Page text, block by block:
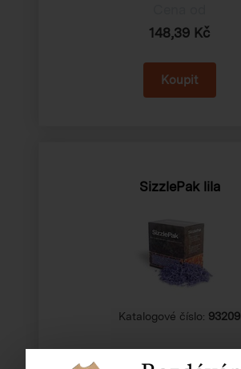
148,39 Kč
SizzlePak lila
Katalogové číslo: 93209
Cena od